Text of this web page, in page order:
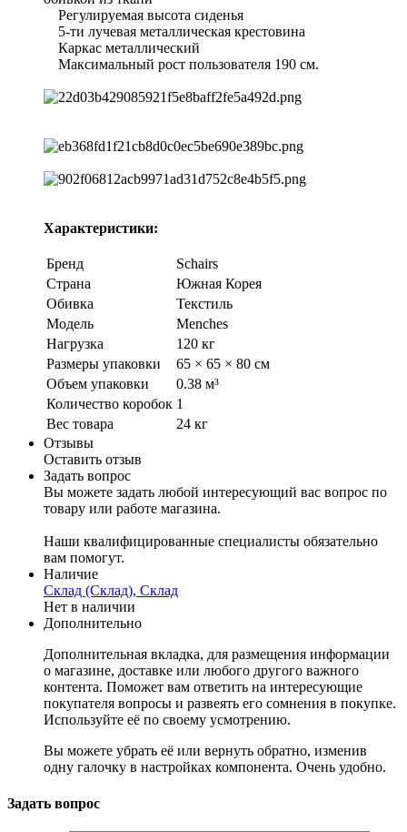
Регулируемая высота сиденья
5-ти лучевая металлическая крестовина
Каркас металлический
Максимальный рост пользователя 190 см.
Характеристики:
Бренд
Schairs
Страна
Южная Корея
Обивка
Текстиль
Модель
Menches
Нагрузка
120 кг
Размеры упаковки
65 × 65 × 80 см
Объем упаковки
0.38 м³
Количество коробок 1
Вес товара
24 кг
Отзывы
Оставить отзыв
Задать вопрос
Вы можете задать любой интересующий вас вопрос по
товару или работе магазина.
Наши квалифицированные специалисты обязательно
вам помогут.
Наличие
Склад (Склад), Склад
Нет в наличии
Дополнительно
Дополнительная вкладка, для размещения информации
о магазине, доставке или любого другого важного
контента. Поможет вам ответить на интересующие
покупателя вопросы и развеять его сомнения в покупке.
Используйте её по своему усмотрению.
Вы можете убрать её или вернуть обратно, изменив
одну галочку в настройках компонента. Очень удобно.
Задать вопрос